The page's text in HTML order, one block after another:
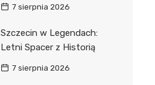
7 sierpnia 2026
Szczecin w Legendach:
Letni Spacer z Historią
7 sierpnia 2026